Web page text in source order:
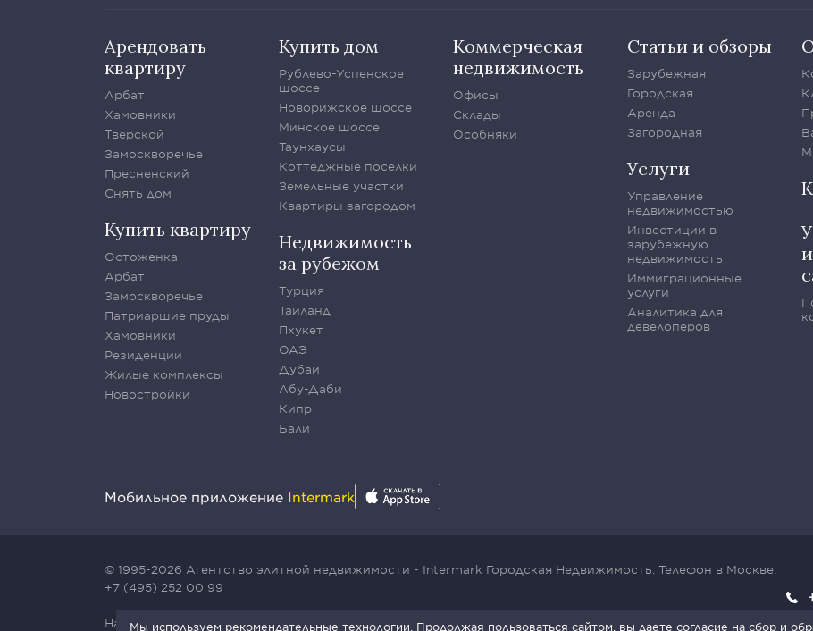
Мы используем рекомендательные технологии. Продолжая пользоваться сайтом, вы даете согласие на сбор и
Арендовать
квартиру
Арбат
Хамовники
Тверской
Замоскворечье
Пресненский
Снять дом
Купить квартиру
Остоженка
Арбат
Замоскворечье
Патриаршие пруды
Хамовники
Резиденции
Жилые комплексы
Новостройки
Купить дом
Рублево-Успенское
шоссе
Новорижское шоссе
Минское шоссе
Таунхаусы
Коттеджные поселки
Земельные участки
Квартиры загородом
Недвижимость
за рубежом
Турция
Таиланд
Пхукет
ОАЭ
Дубаи
Абу-Даби
Кипр
Бали
Коммерческая
недвижимость
Офисы
Склады
Особняки
Статьи и обзоры
Зарубежная
Городская
Аренда
Загородная
Услуги
Управление
недвижимостью
Инвестиции в
зарубежную
недвижимость
Иммиграционные
услуги
Аналитика для
девелоперов
Мобильное приложение Intermark
© 1995-2026 Агентство элитной недвижимости - Intermark Городская Недвижимость. Телефон в Москве:
+7 (495) 252 00 99
Наш сайт защищен с помощью сервиса Yandex SmartCaptcha: Условия обработки данных.